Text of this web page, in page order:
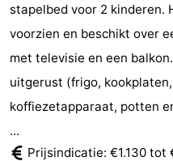
stapelbed voor 2 kinderen.
voorzien en beschikt over
met televisie en een
uitgerust (frigo,
koffiezetapparaat, potten
...
Prijsindicatie: €1.130 tot